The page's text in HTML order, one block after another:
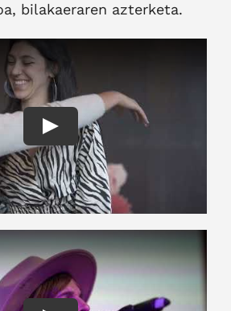
bilakaeraren azterketa.
Play